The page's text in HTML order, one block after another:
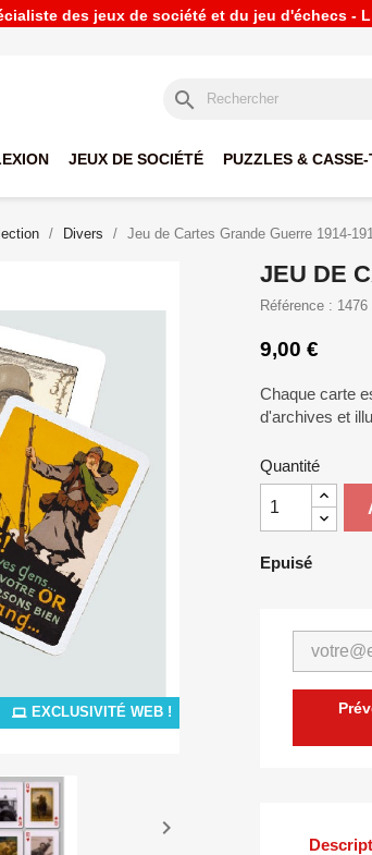
des jeux de société et du jeu d'échecs -
search
JEUX DE SOCIÉTÉ PUZZLES &
Divers Jeu de Cartes Grande Guerre 1914-
EXCLUSIVITÉ WEB !

JEU DE
Référence : 1476
9,00 €
Chaque carte
d'archives et
Quantité
Epuisé